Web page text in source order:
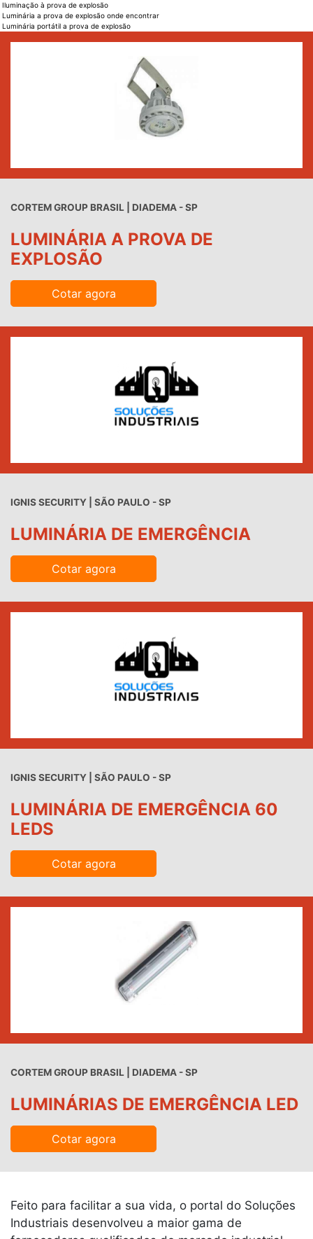
Iluminação à prova de explosão
Luminária a prova de explosão onde encontrar
Luminária portátil a prova de explosão
CORTEM GROUP BRASIL | DIADEMA - SP
LUMINÁRIA A PROVA DE
EXPLOSÃO
Cotar agora
IGNIS SECURITY | SÃO PAULO - SP
LUMINÁRIA DE EMERGÊNCIA
Cotar agora
IGNIS SECURITY | SÃO PAULO - SP
LUMINÁRIA DE EMERGÊNCIA 60
LEDS
Cotar agora
CORTEM GROUP BRASIL | DIADEMA - SP
LUMINÁRIAS DE EMERGÊNCIA LED
Cotar agora
Feito para facilitar a sua vida, o portal do Soluções
Industriais desenvolveu a maior gama de